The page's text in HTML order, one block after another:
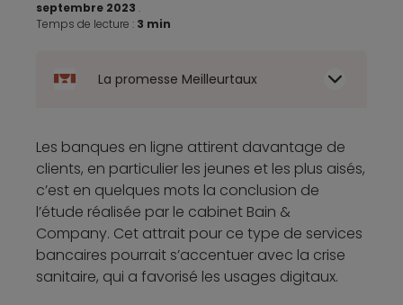
septembre 2023 .
Temps de lecture : 3 min
La promesse Meilleurtaux
Les banques en ligne attirent davantage de
clients, en particulier les jeunes et les plus aisés,
c’est en quelques mots la conclusion de
l’étude réalisée par le cabinet Bain &
Company. Cet attrait pour ce type de services
bancaires pourrait s’accentuer avec la crise
sanitaire, qui a favorisé les usages digitaux.